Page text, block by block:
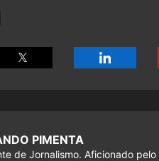
PIMENTA
de Jornalismo. Aficionado